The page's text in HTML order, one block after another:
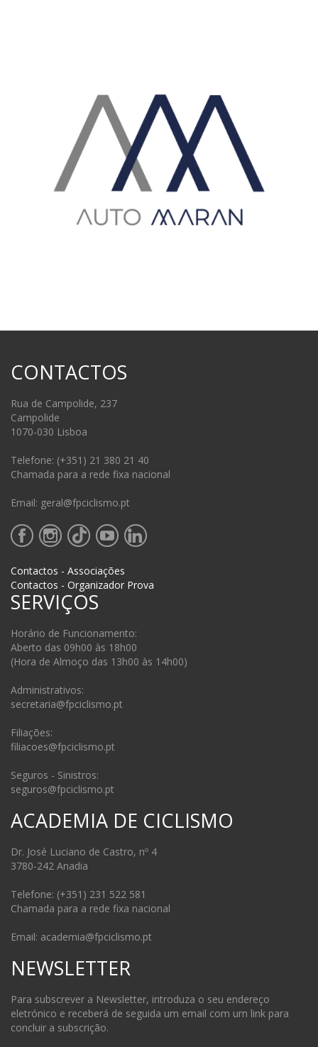
CONTACTOS
Rua de Campolide, 237
Campolide
1070-030 Lisboa
Telefone: (+351) 21 380 21 40
Chamada para a rede fixa nacional
Email: geral@fpciclismo.pt
Contactos - Associações
Contactos - Organizador Prova
SERVIÇOS
Horário de Funcionamento:
Aberto das 09h00 às 18h00
(Hora de Almoço das 13h00 às 14h00)
Administrativos:
secretaria@fpciclismo.pt
Filiações:
filiacoes@fpciclismo.pt
Seguros - Sinistros:
seguros@fpciclismo.pt
ACADEMIA DE CICLISMO
Dr. José Luciano de Castro, nº 4
3780-242 Anadia
Telefone: (+351) 231 522 581
Chamada para a rede fixa nacional
Email: academia@fpciclismo.pt
NEWSLETTER
Para subscrever a Newsletter, introduza o seu endereço
eletrónico e receberá de seguida um email com um link para
concluir a subscrição.